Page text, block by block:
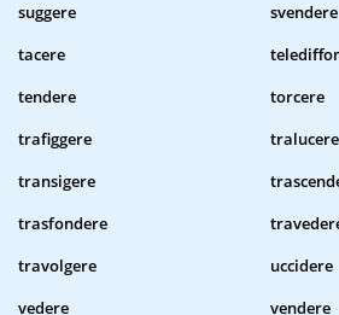
suggere
svendere
tacere
tendere
torcere
trafiggere
tralucere
transigere
trasfondere
travolgere
uccidere
vedere
vendere